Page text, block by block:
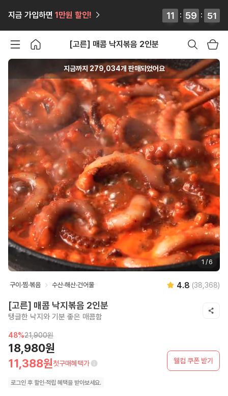
지금 가입하면 1만원 할인! 11
12
11
12 : 59
59
59
59 : 47
48
47
48
[고른] 매콤 낙지볶음 2인분
1 /6
구이·찜·볶음 수산·해산·건어물 4.8 (38,368)
[고른] 매콤 낙지볶음 2인분
탱글한 낙지와 기분 좋은 매콤함
48%21,900원
18,980원
11,388원첫구매혜택가 웰컴 쿠폰 받기
로그인 후 할인·적립 혜택을 받아보세요.